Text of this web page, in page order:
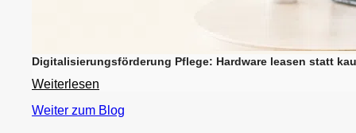
Digitalisierungsförderung Pflege: Hardware leasen statt
Weiterlesen
Weiter zum Blog